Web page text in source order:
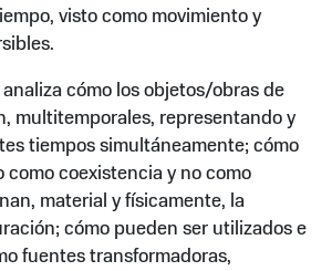
visto como movimiento y
analiza cómo los objetos/obras de
multitemporales, representando y
tiempos simultáneamente; cómo
como coexistencia y no como
material y físicamente, la
cómo pueden ser utilizados e
fuentes transformadoras,